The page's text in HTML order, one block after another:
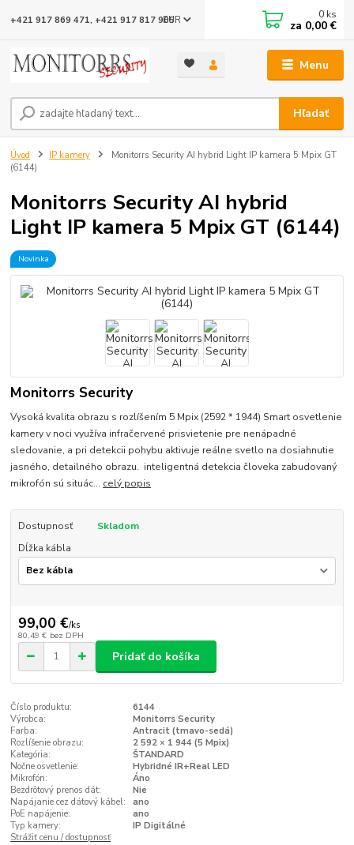
Menu
EUR
Hľadať
+421 917 869 471, +421 917 817 905 0 ks
za 0,00 €
Úvod IP kamery
Monitorrs Security AI hybrid Light IP kamera 5 Mpix GT
(6144)
Monitorrs Security AI hybrid
Light IP kamera 5 Mpix GT (6144)
Novinka
Monitorrs Security
Vysoká kvalita obrazu s rozlíšením 5 Mpix (2592 * 1944) Smart osvetlenie
kamery v noci využíva infračervené prisvietenie pre nenápadné
sledovanie, a pri detekcii pohybu aktivuje reálne svetlo na dosiahnutie
jasného, detailného obrazu. inteligentná detekcia človeka zabudovaný
mikrofón sú situác... celý popis
Dostupnosť
Skladom
Dĺžka kábla
99,00 €/ks
80,49 € bez DPH
Pridať do košíka
Číslo produktu:
6144
Výrobca:
Monitorrs Security
Farba:
Antracit (tmavo-sedá)
Rozlíšenie obrazu:
2 592 × 1 944 (5 Mpix)
Kategória:
ŠTANDARD
Nočne osvetlenie:
Hybridné IR+Real LED
Mikrofón:
Áno
Bezdrôtový prenos dát:
Nie
Napájanie cez dátový kábel:
ano
PoE napájenie:
ano
Typ kamery:
IP Digitálné
Strážiť cenu / dostupnosť